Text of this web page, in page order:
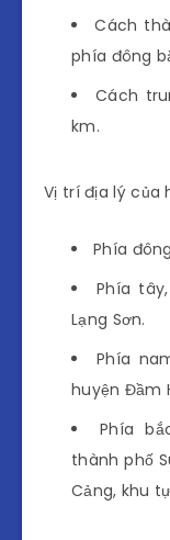
Cách
phía đông
Cách
km.
Vị trí địa lý của
Phía
Phía
Lạng Sơn.
Phía
huyện Đầm
Phía
thành phố
Cảng, khu